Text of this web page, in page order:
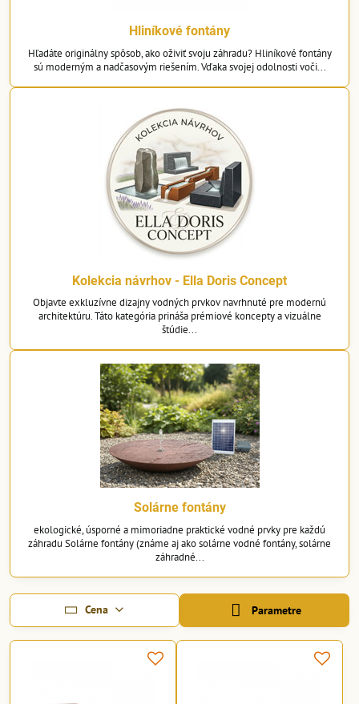
Regulačný ventilregulačný ventil na kryte nádoby, vďaka ktorému si
môžete regulovať prietok čerpadla a nemusíte tak regulovať
čerpadlo na spodu nádoby.
Hliníkové fontány
Hľadáte originálny spôsob, ako oživiť svoju záhradu? Hliníkové fontány
sú moderným a nadčasovým riešením. Vďaka svojej odolnosti voči...
Kolekcia návrhov - Ella Doris Concept
Objavte exkluzívne dizajny vodných prvkov navrhnuté pre modernú
architektúru. Táto kategória prináša prémiové koncepty a vizuálne
štúdie...
Solárne fontány
ekologické, úsporné a mimoriadne praktické vodné prvky pre každú
záhradu Solárne fontány (známe aj ako solárne vodné fontány, solárne
záhradné...
Cena Parametre